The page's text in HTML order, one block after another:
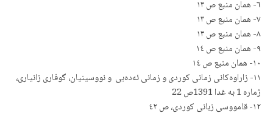
٦- همان منبع ص ١٣
٧- همان منبع ص ١٣
٨- همان منبع ص ١٣
٩- همان منبع ص ١٤
١٠- همان منبع ص ١٤
١١- زاراوەكانی زمانی كوردی و زمانی ئەدەبی و نووسینیان، گوفاری زانیاری،
ژماره 1 به غدا 1391ص 22
١٢- قامووسی زبانی كوردی، ص ٤٢